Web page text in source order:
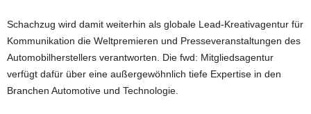
Schachzug wird damit weiterhin als globale Lead-Kreativagentur für
Kommunikation die Weltpremieren und Presseveranstaltungen des
Automobilherstellers verantworten. Die fwd: Mitgliedsagentur
verfügt dafür über eine außergewöhnlich tiefe Expertise in den
Branchen Automotive und Technologie.